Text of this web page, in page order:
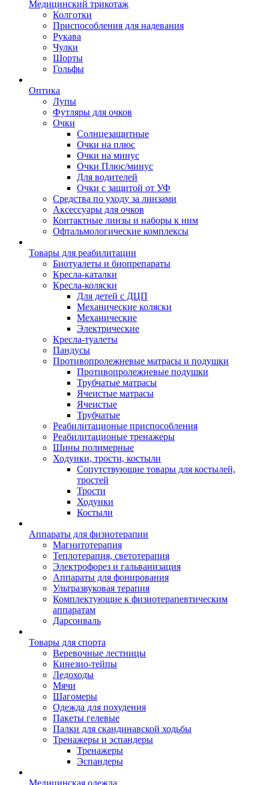
Медицинский трикотаж
Колготки
Приспособления для надевания
Рукава
Чулки
Шорты
Гольфы
Оптика
Лупы
Футляры для очков
Очки
Солнцезащитные
Очки на плюс
Очки на минус
Очки Плюс/минус
Для водителей
Очки с защитой от УФ
Средства по уходу за линзами
Аксессуары для очков
Контактные линзы и наборы к ним
Офтальмологические комплексы
Товары для реабилитации
Биотуалеты и биопрепараты
Кресла-каталки
Кресла-коляски
Для детей с ДЦП
Механические коляски
Механические
Электрические
Кресла-туалеты
Пандусы
Противопролежневые матрасы и подушки
Противопролежневые подушки
Трубчатые матрасы
Ячеистые матрасы
Ячеистые
Трубчатые
Реабилитационые приспособления
Реабилитационые тренажеры
Шины полимерные
Ходунки, трости, костыли
Сопутствующие товары для костылей,
тростей
Трости
Ходунки
Костыли
Аппараты для физиотерапии
Магнитотерапия
Теплотерапия, светотерапия
Электрофорез и гальванизация
Аппараты для фонирования
Ультразвуковая терапия
Комплектующие к физиотерапевтическим
аппаратам
Дарсонваль
Товары для спорта
Веревочные лестницы
Кинезио-тейпы
Ледоходы
Мячи
Шагомеры
Одежда для похудения
Пакеты гелевые
Палки для скандинавской ходьбы
Тренажеры и эспандеры
Тренажеры
Эспандеры
Медицинская одежда